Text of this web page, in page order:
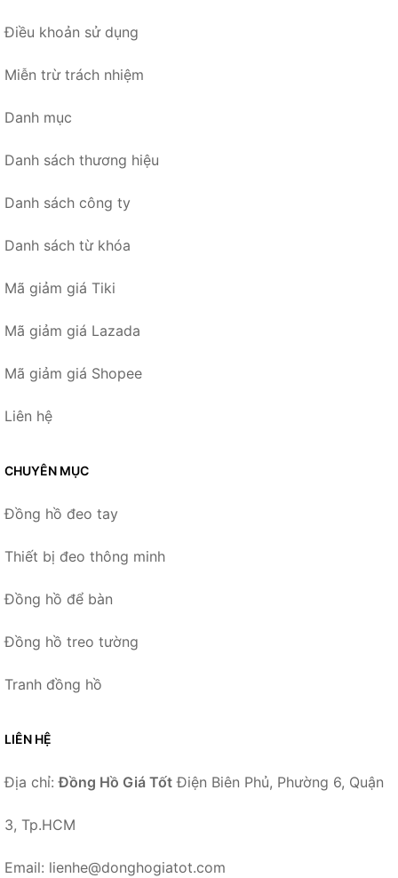
Điều khoản sử dụng
Miễn trừ trách nhiệm
Danh mục
Danh sách thương hiệu
Danh sách công ty
Danh sách từ khóa
Mã giảm giá Tiki
Mã giảm giá Lazada
Mã giảm giá Shopee
Liên hệ
CHUYÊN MỤC
Đồng hồ đeo tay
Thiết bị đeo thông minh
Đồng hồ để bàn
Đồng hồ treo tường
Tranh đồng hồ
LIÊN HỆ
Địa chỉ:Đồng Hồ Giá Tốt Điện Biên Phủ, Phường 6, Quận
3, Tp.HCM
Email: lienhe@donghogiatot.com